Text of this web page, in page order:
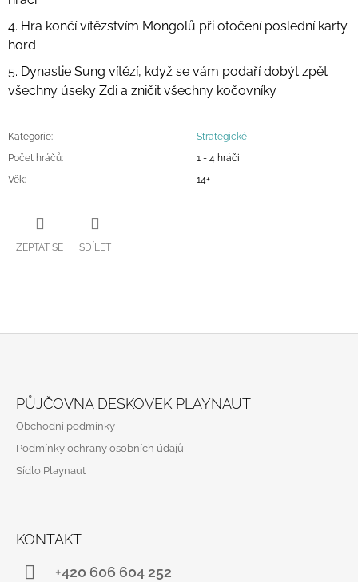
4. Hra končí vítězstvím Mongolů při otočení poslední karty
hord
5. Dynastie Sung vítězí, když se vám podaří dobýt zpět
všechny úseky Zdi a zničit všechny kočovníky
Kategorie:
Strategické
Počet hráčů:
1 - 4 hráči
Věk: 14+
ZEPTAT SE SDÍLET
PŮJČOVNA DESKOVEK PLAYNAUT
Obchodní podmínky
Podmínky ochrany osobních údajů
Sídlo Playnaut
KONTAKT
+420 606 604 252